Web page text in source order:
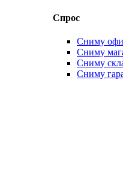
Спрос
Сниму
Сниму
Сниму
Сниму